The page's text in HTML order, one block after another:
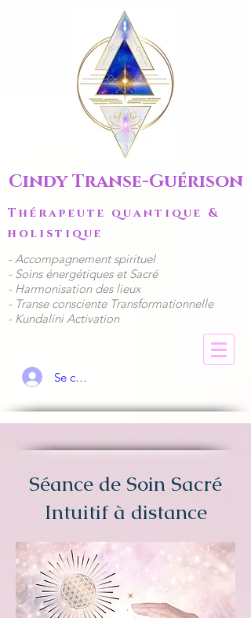
Cindy Transe-Guérison
Thérapeute quantique &
holistique
​- Accompagnement spirituel
​​- Soins énergétiques et Sacré
- Harmonisation des lieux
- Transe consciente Transformationnelle
- Kundalini Activation
Se connecter
Séance de Soin Sacré
Intuitif à distance